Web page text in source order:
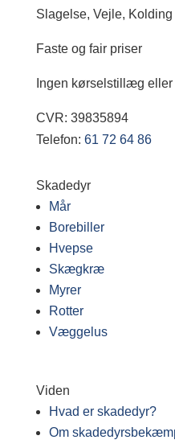
Slagelse, Vejle,
Faste og fair priser
Ingen kørselstillæg eller
CVR: 39835894
Telefon: 61 72 64 86
Skadedyr
Mår
Borebiller
Hvepse
Skægkræ
Myrer
Rotter
Væggelus
Viden
Hvad er skadedyr?
Om